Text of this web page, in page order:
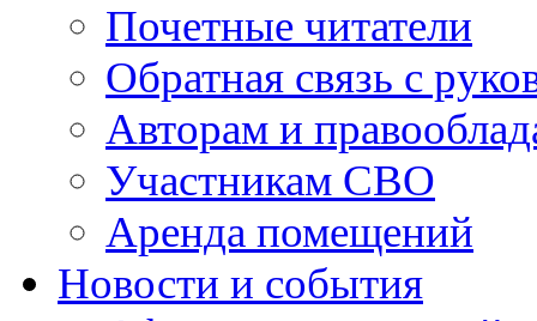
Почетные читатели
Обратная связь с
Авторам и
Участникам СВО
Аренда помещений
Новости и события